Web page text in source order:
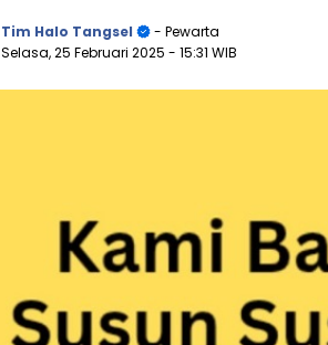
Tim Halo Tangsel
- Pewarta
Selasa, 25 Februari 2025 - 15:31 WIB